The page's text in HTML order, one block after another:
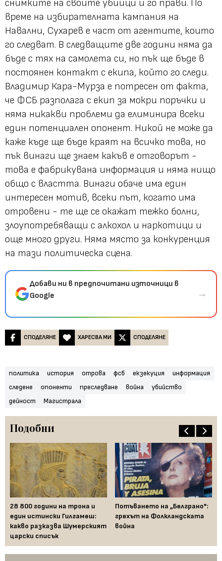
снимките на своите убийци и го прави. По
време на избирателната кампания на
Навални, Сухарев е част от агентите, които
го следват. В следващите две години няма да
бъде с тях на самолета си, но пък ще бъде в
постоянен контакт с екипа, който го следи.
Владимир Кара-Мурза е потресен от факта,
че ФСБ разполага с екип за мокри поръчки и
няма никакви проблеми да елиминира всеки
един потенциален опонент. Никой не може да
каже къде ще бъде краят на всичко това, но
пък винаги ще знаем какъв е отговорът -
това е фабрикувана информация и няма нищо
общо с властта. Винаги обаче има един
интересен мотив, всеки път, когато има
отровени - те ще се окажат тежко болни,
злоупотребяващи с алкохол и наркотици и
още много други. Няма място за конкуренция
на тази политическа сцена.
Добави ни в предпочитани източници в
Google
→
СПОДЕЛЯНЕ ХАРЕСВА МИ СПОДЕЛЯНЕ
политика история отрова фсб екзекуция
информация
следене
опоненти преследване война
убийство
дейност
Магистрала
Подобни
28 800 години на трона и
един истински Гилгамеш:
какво разказва Шумерският
царски списък
Потъването на „Белграно":
грехът на Фолкландската
война